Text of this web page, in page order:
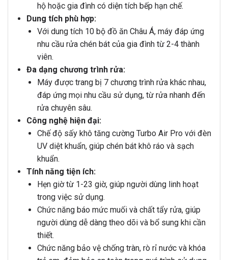
hộ hoặc gia đình có diện tích bếp hạn chế.
Dung tích phù hợp:
Với dung tích 10 bộ đồ ăn Châu Á, máy đáp ứng
nhu cầu rửa chén bát của gia đình từ 2-4 thành
viên.
Đa dạng chương trình rửa:
Máy được trang bị 7 chương trình rửa khác nhau,
đáp ứng mọi nhu cầu sử dụng, từ rửa nhanh đến
rửa chuyên sâu.
Công nghệ hiện đại:
Chế độ sấy khô tăng cường Turbo Air Pro với đèn
UV diệt khuẩn, giúp chén bát khô ráo và sạch
khuẩn.
Tính năng tiện ích:
Hẹn giờ từ 1-23 giờ, giúp người dùng linh hoạt
trong việc sử dụng.
Chức năng báo mức muối và chất tẩy rửa, giúp
người dùng dễ dàng theo dõi và bổ sung khi cần
thiết.
Chức năng bảo vệ chống tràn, rò rỉ nước và khóa